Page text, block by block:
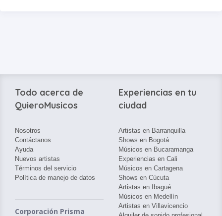
Todo acerca de
QuieroMusicos
Nosotros
Contáctanos
Ayuda
Nuevos artistas
Términos del servicio
Política de manejo de datos
Corporación Prisma
Experiencias en tu
ciudad
Artistas en Barranquilla
Shows en Bogotá
Músicos en Bucaramanga
Experiencias en Cali
Músicos en Cartagena
Shows en Cúcuta
Artistas en Ibagué
Músicos en Medellín
Artistas en Villavicencio